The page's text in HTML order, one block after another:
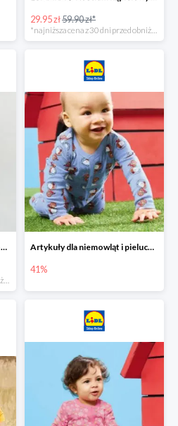
29.95 zł59.90 zł*
ESMARA® Sukienka ciążowa -79% Artykuły dla niemowląt i pieluchy w Lidlu Online do -41%
41%